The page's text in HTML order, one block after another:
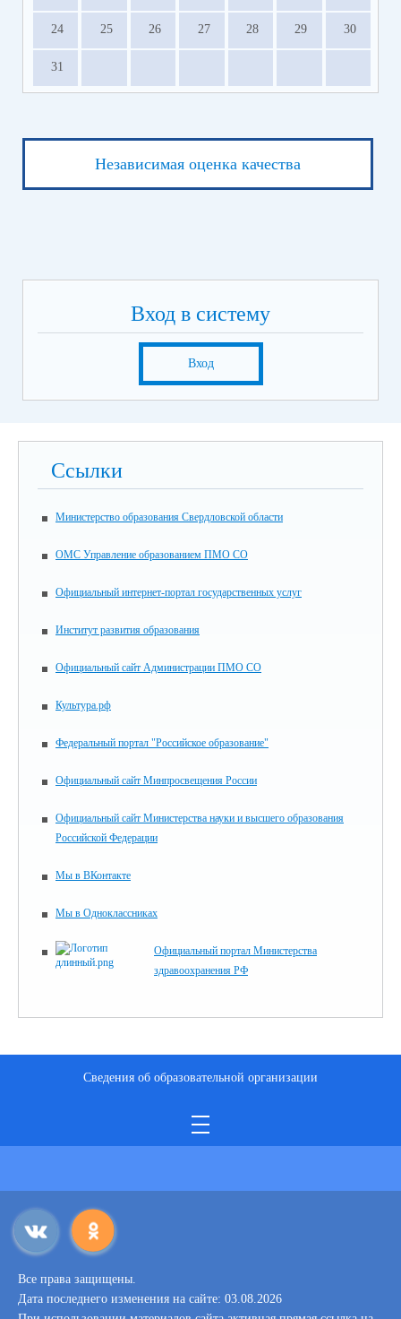
24 25 26 27 28 29 30
31
Независимая оценка качества
Вход в систему
Вход
Ссылки
Министерство образования Свердловской области
ОМС Управление образованием ПМО СО
Официальный интернет-портал государственных услуг
Институт развития образования
Официальный сайт Администрации ПМО СО
Культура.рф
Федеральный портал "Российское образование"
Официальный сайт Минпросвещения России
Официальный сайт Министерства науки и высшего образования
Российской Федерации
Мы в ВКонтакте
Мы в Одноклассниках
Официальный портал Министерства
здравоохранения РФ
Сведения об образовательной организации
Все права защищены.
Дата последнего изменения на сайте: 03.08.2026